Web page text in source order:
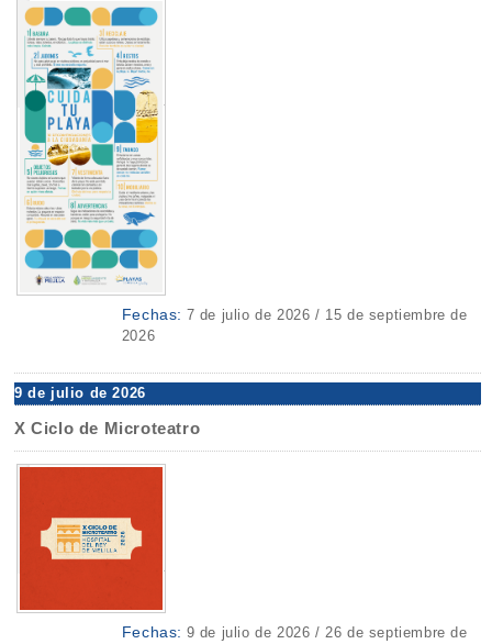
Fechas: 7 de julio de 2026 / 15 de septiembre de
2026
9 de julio de 2026
X Ciclo de Microteatro
Fechas: 9 de julio de 2026 / 26 de septiembre de